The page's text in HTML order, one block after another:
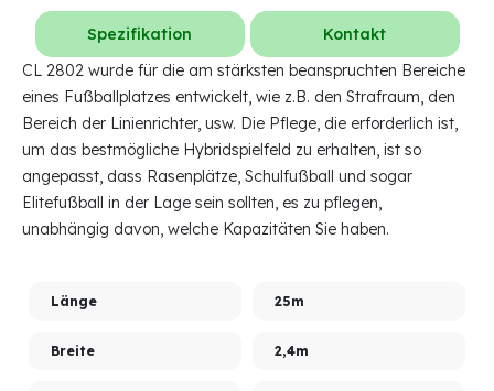
Spezifikation
Kontakt
CL 2802 wurde für die am stärksten beanspruchten Bereiche
eines Fußballplatzes entwickelt, wie z.B. den Strafraum, den
Bereich der Linienrichter, usw. Die Pflege, die erforderlich ist,
um das bestmögliche Hybridspielfeld zu erhalten, ist so
angepasst, dass Rasenplätze, Schulfußball und sogar
Elitefußball in der Lage sein sollten, es zu pflegen,
unabhängig davon, welche Kapazitäten Sie haben.
Länge 25m
Breite 2,4m